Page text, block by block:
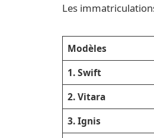
Les
Modèles
1. Swift
2. Vitara
3. Ignis